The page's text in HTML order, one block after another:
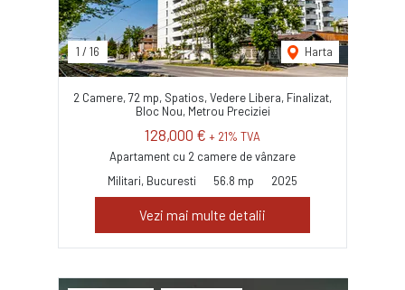
1 / 16 Harta
2 Camere, 72 mp, Spatios, Vedere Libera, Finalizat,
Bloc Nou, Metrou Preciziei
128,000 € + 21% TVA
Apartament cu 2 camere de vânzare
Militari, Bucuresti
56.8 mp 2025
Vezi mai multe detalii